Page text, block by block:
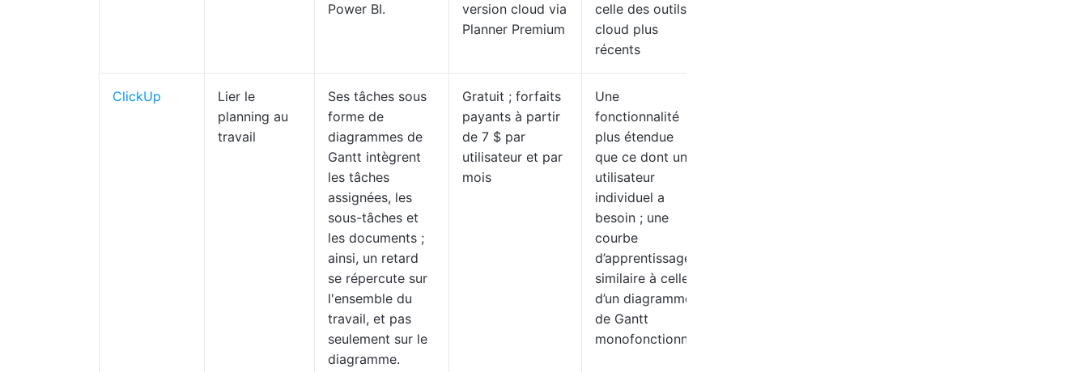
Power BI.
version cloud via
Planner Premium
celle des outils
cloud plus
récents
ClickUp
Lier le
planning au
travail
Ses tâches sous
forme de
diagrammes de
Gantt intègrent
les tâches
assignées, les
sous-tâches et
les documents ;
ainsi, un retard
se répercute sur
l'ensemble du
travail, et pas
seulement sur le
diagramme.
Gratuit ; forfaits
payants à partir
de 7 $ par
utilisateur et par
mois
Une
fonctionnalité
plus étendue
que ce dont un
utilisateur
individuel a
besoin ; une
courbe
d’apprentissage
similaire à celle
d’un diagramme
de Gantt
monofonctionnel